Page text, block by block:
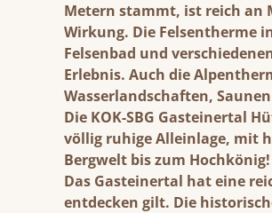
Metern stammt, ist reich an
Wirkung. Die Felsentherme
Felsenbad und
Erlebnis. Auch die
Wasserlandschaften,
Die KOK-SBG Gasteinertal
völlig ruhige Alleinlage, mit
Bergwelt bis zum
Das Gasteinertal hat eine
entdecken gilt. Die